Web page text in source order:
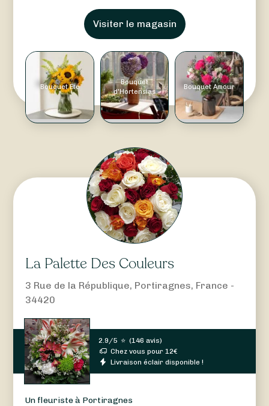
Visiter le magasin
Bouquet Été
Bouquet
d'Hortensias
Bouquet Amour
La Palette Des Couleurs
3 Rue de la République, Portiragnes, France -
34420
2.9/5 ⭐ (146 avis)
Chez vous pour12€
Livraison éclair disponible !
Un fleuriste à Portiragnes